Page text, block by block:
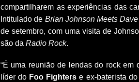
compartilharem as experiências das
Intitulado de Brian Johnson Meets
de setembro, com uma visita de
são da Radio Rock.
“É uma reunião de lendas do rock em
líder do Foo Fighters e ex-baterista